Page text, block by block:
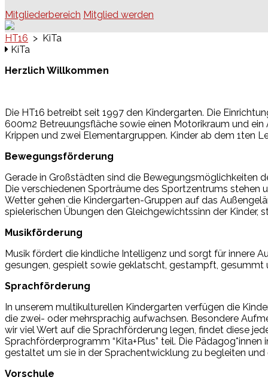
Mitgliederbereich Mitglied werden
HT16 > KiTa
KiTa
Herzlich Willkommen
Die HT16 betreibt seit 1997 den Kindergarten. Die
600m2 Betreuungsfläche sowie einen Motorikraum und
Krippen und zwei Elementargruppen. Kinder ab dem 1ten
Bewegungsförderung
Gerade in Großstädten sind die Bewegungsmöglichkeiten
Die verschiedenen Sporträume des Sportzentrums stehen
Wetter gehen die Kindergarten-Gruppen auf das
spielerischen Übungen den Gleichgewichtssinn der Kinder,
Musikförderung
Musik fördert die kindliche Intelligenz und sorgt für innere
gesungen, gespielt sowie geklatscht, gestampft, gesummt
Sprachförderung
In unserem multikulturellen Kindergarten verfügen die
die zwei- oder mehrsprachig aufwachsen. Besondere
wir viel Wert auf die Sprachförderung legen, findet diese
Sprachförderprogramm “Kita+Plus” teil. Die
gestaltet um sie in der Sprachentwicklung zu begleiten
Vorschule